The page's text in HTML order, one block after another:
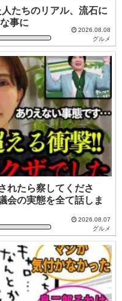
たちのリアル、流石に
事に
2026.08.08
グルメ
れたら察してくださ
会の実態を全て話しま
2026.08.07
グルメ